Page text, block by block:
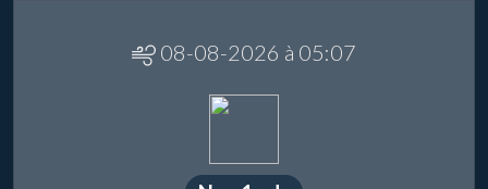
08-08-2026 à 05:07